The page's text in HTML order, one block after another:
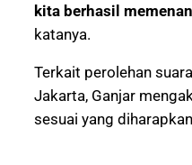
kita berhasil
katanya.
Terkait perolehan
Jakarta, Ganjar
sesuai yang